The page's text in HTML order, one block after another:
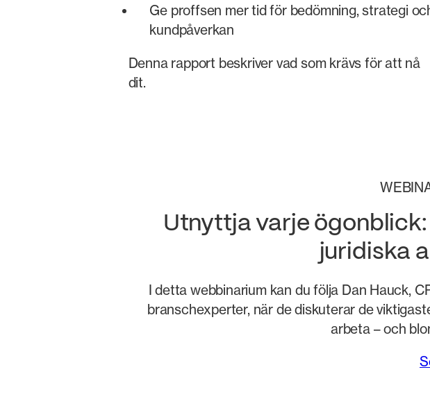
Ge proffsen mer tid för bedömning, strategi
kundpåverkan
Denna rapport beskriver vad som krävs för att nå
dit.
Utnyttja varje
juridiska
I detta webbinarium kan du följa Dan Hauck,
branschexperter, när de diskuterar de
arbeta – och